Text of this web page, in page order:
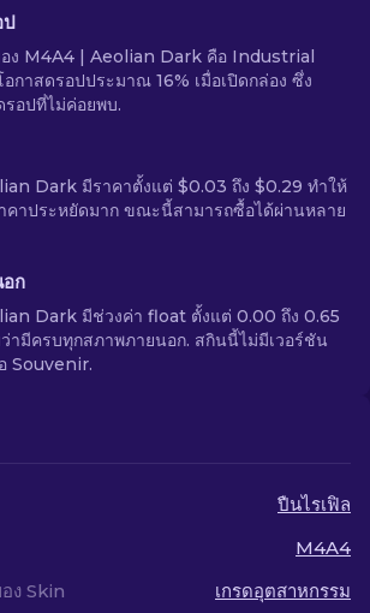
ป
ง M4A4 | Aeolian Dark คือ Industrial
กาสดรอปประมาณ 16% เมื่อเปิดกล่อง ซึ่ง
อปที่ไม่ค่อยพบ.
Dark มีราคาตั้งแต่ $0.03 ถึง $0.29 ทำให้
คาประหยัดมาก ขณะนี้สามารถซื้อได้ผ่านหลาย
อก
Dark มีช่วงค่า float ตั้งแต่ 0.00 ถึง 0.65
ามีครบทุกสภาพภายนอก. สกินนี้ไม่มีเวอร์ชัน
Souvenir.
ปืนไรเฟิล
M4A4
ง Skin
เกรดอุตสาหกรรม